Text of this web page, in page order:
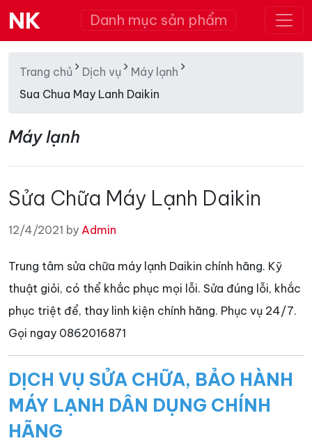
NK Danh mục sản phẩm
Trang chủ Dịch vụ
Máy lạnh
Sua Chua May Lanh Daikin
Máy lạnh
Sửa Chữa Máy Lạnh Daikin
12/4/2021 by Admin
Trung tâm sửa chữa máy lạnh Daikin chính hãng. Kỹ
thuật giỏi, có thể khắc phục mọi lỗi. Sửa đúng lỗi, khắc
phục triệt để, thay linh kiện chính hãng. Phục vụ 24/7.
Gọi ngay 0862016871
DỊCH VỤ SỬA CHỮA, BẢO HÀNH
MÁY LẠNH DÂN DỤNG CHÍNH
HÃNG